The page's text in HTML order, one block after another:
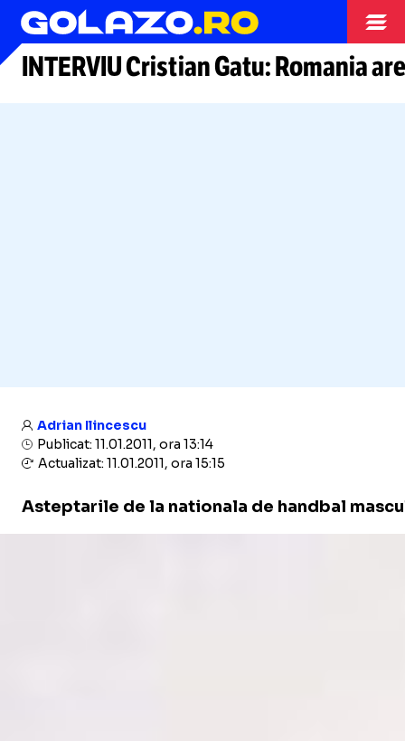
Arhiva
INTERVIU Cristian Gatu: Romania
Adrian Ilincescu
Publicat: 11.01.2011, ora 13:14
Actualizat: 11.01.2011, ora 15:15
Asteptarile de la nationala de handbal